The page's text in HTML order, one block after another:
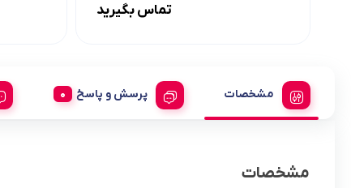
تماس بگیرید
مشخصات پرسش و پاسخ
مشخصات